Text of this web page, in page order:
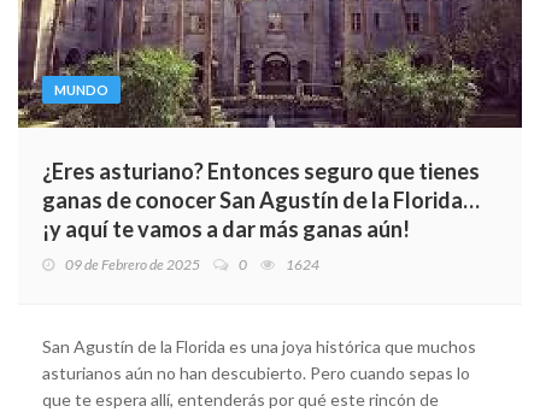
MUNDO
¿Eres asturiano? Entonces seguro que tienes
ganas de conocer San Agustín de la Florida…
¡y aquí te vamos a dar más ganas aún!
09 de Febrero de 2025 0 1624
San Agustín de la Florida es una joya histórica que muchos
asturianos aún no han descubierto. Pero cuando sepas lo
que te espera allí, entenderás por qué este rincón de